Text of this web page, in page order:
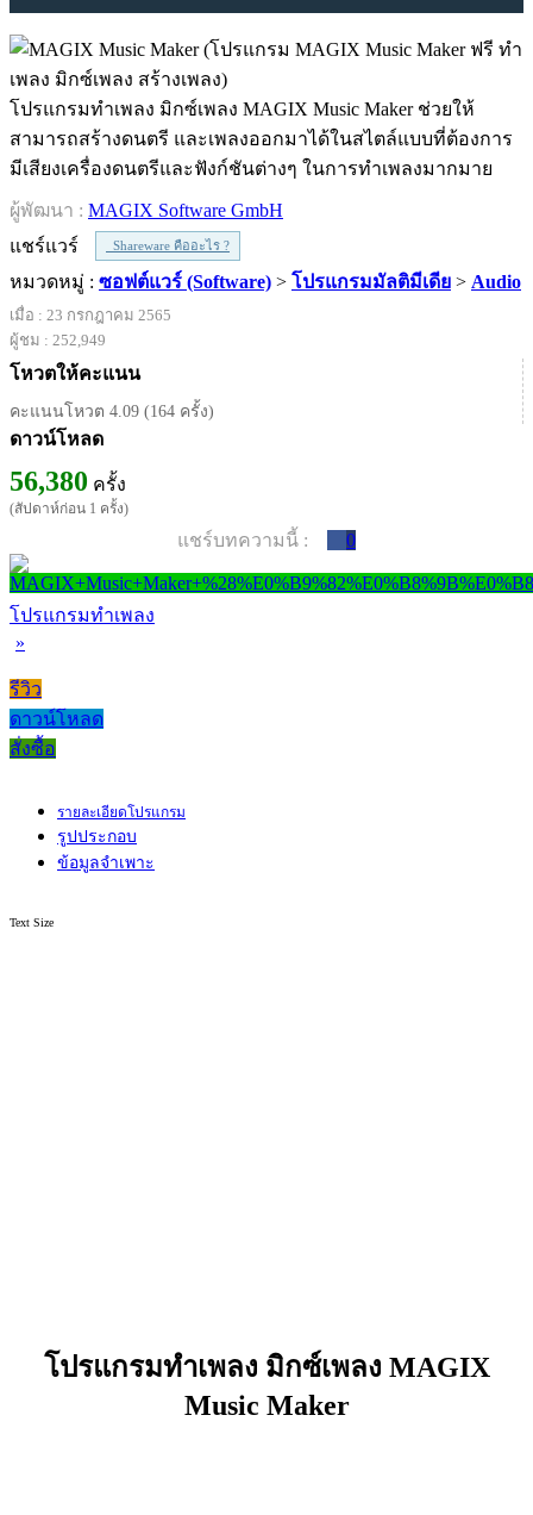
โปรแกรมทำเพลง มิกซ์เพลง MAGIX Music Maker ช่วยให้
สามารถสร้างดนตรี และเพลงออกมาได้ในสไตล์แบบที่ต้องการ
มีเสียงเครื่องดนตรีและฟังก์ชันต่างๆ ในการทำเพลงมากมาย
ผู้พัฒนา : MAGIX Software GmbH
แชร์แวร์
Shareware คืออะไร ?
หมวดหมู่ : ซอฟต์แวร์ (Software) > โปรแกรมมัลติมีเดีย > Audio
เมื่อ : 23 กรกฎาคม 2565
ผู้ชม : 252,949
โหวตให้คะแนน
คะแนนโหวต 4.09 (164 ครั้ง)
ดาวน์โหลด
56,380 ครั้ง
(สัปดาห์ก่อน 1 ครั้ง)
แชร์บทความนี้ : 0
โปรแกรมทำเพลง
»
รีวิว
ดาวน์โหลด
สั่งซื้อ
รายละเอียดโปรแกรม
รูปประกอบ
ข้อมูลจำเพาะ
Text Size
โปรแกรมทำเพลง มิกซ์เพลง MAGIX
Music Maker